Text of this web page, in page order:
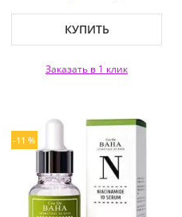
КУПИТЬ
Заказать в 1 клик
-11 %